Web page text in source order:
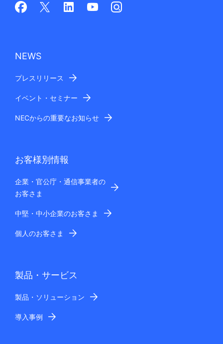
NEWS
プレスリリース
イベント・セミナー
NECからの重要なお知らせ
お客様別情報
企業・官公庁・通信事業者の
お客さま
中堅・中小企業のお客さま
個人のお客さま
製品・サービス
製品・ソリューション
導入事例